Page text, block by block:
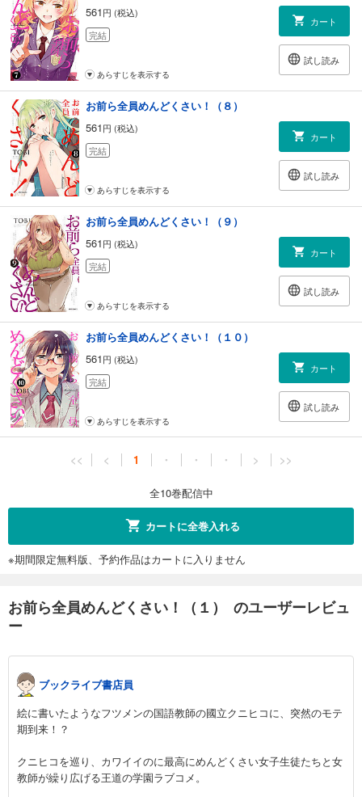
561円 (税込)
完結
カート
試し読み
あらすじを表示する
お前ら全員めんどくさい！（８）
561円 (税込)
完結
カート
試し読み
あらすじを表示する
お前ら全員めんどくさい！（９）
561円 (税込)
完結
カート
試し読み
あらすじを表示する
お前ら全員めんどくさい！（１０）
561円 (税込)
完結
カート
試し読み
あらすじを表示する
<< < 1 ・ ・ ・ > >>
全10巻配信中
カートに全巻入れる
※期間限定無料版、予約作品はカートに入りません
お前ら全員めんどくさい！（１） のユーザーレビュ
ー
ブックライブ書店員
絵に書いたようなフツメンの国語教師の國立クニヒコに、突然のモテ
期到来！？
クニヒコを巡り、カワイイのに最高にめんどくさい女子生徒たちと女
教師が繰り広げる王道の学園ラブコメ。